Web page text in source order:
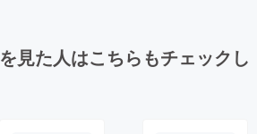
見た人はこちらもチェックし